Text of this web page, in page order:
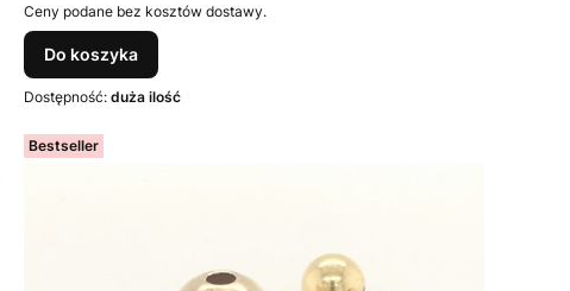
Ceny podane bez kosztów dostawy.
Do koszyka
Dostępność:duża ilość
Bestseller